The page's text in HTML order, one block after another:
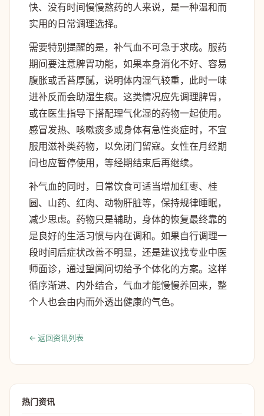
快、没有时间慢慢熬药的人来说，是一种温和而
实用的日常调理选择。
需要特别提醒的是，补气血不可急于求成。服药
期间要注意脾胃功能，如果本身消化不好、容易
腹胀或舌苔厚腻，说明体内湿气较重，此时一味
进补反而会助湿生痰。这类情况应先调理脾胃，
或在医生指导下搭配理气化湿的药物一起使用。
感冒发热、咳嗽痰多或身体有急性炎症时，不宜
服用滋补类药物，以免闭门留寇。女性在月经期
间也应暂停使用，等经期结束后再继续。
补气血的同时，日常饮食可适当增加红枣、桂
圆、山药、红肉、动物肝脏等，保持规律睡眠，
减少思虑。药物只是辅助，身体的恢复最终靠的
是良好的生活习惯与内在调和。如果自行调理一
段时间后症状改善不明显，还是建议找专业中医
师面诊，通过望闻问切给予个体化的方案。这样
循序渐进、内外结合，气血才能慢慢养回来，整
个人也会由内而外透出健康的气色。
← 返回资讯列表
热门资讯